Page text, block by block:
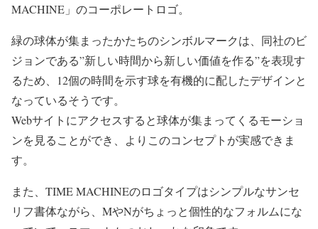
MACHINE」のコーポレートロゴ。
緑の球体が集まったかたちのシンボルマークは、同社のビ
ジョンである”新しい時間から新しい価値を作る”を表現す
るため、12個の時間を示す球を有機的に配したデザインと
なっているそうです。
Webサイトにアクセスすると球体が集まってくるモーショ
ンを見ることができ、よりこのコンセプトが実感できま
す。
また、TIME MACHINEのロゴタイプはシンプルなサンセ
リフ書体ながら、MやNがちょっと個性的なフォルムにな